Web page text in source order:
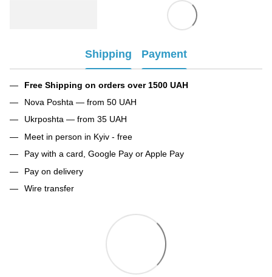
Shipping Payment
Free Shipping on orders over 1500 UAH
Nova Poshta — from 50 UAH
Ukrposhta — from 35 UAH
Meet in person in Kyiv - free
Pay with a card, Google Pay or Apple Pay
Pay on delivery
Wire transfer